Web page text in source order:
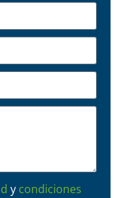
y condiciones